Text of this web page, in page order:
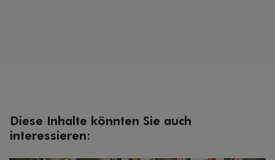
Diese Inhalte könnten Sie auch
interessieren: